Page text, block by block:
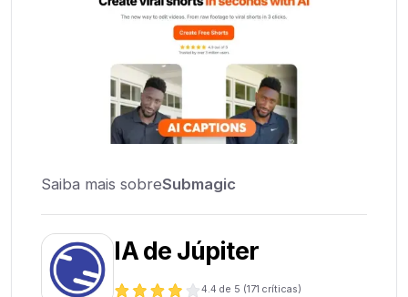
Saiba mais sobreSubmagic
IA de Júpiter
4.4 de 5 (171 críticas)